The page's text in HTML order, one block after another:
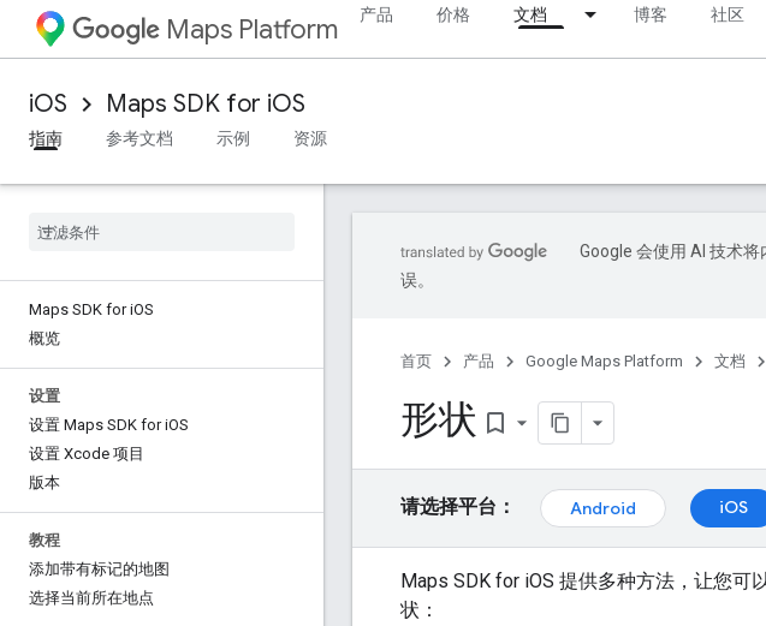
Maps Platform 产品 价格 文档 博客 社区
iOS Maps SDK for iOS
指南
参考文档 示例 资源
Maps SDK for iOS
概览
设置
设置 Maps SDK for iOS
设置 Xcode 项目
版本
教程
添加带有标记的地图
选择当前所在地点
Google 会使用 AI 技术
误。
首页 产品 Google Maps Platform 文档
形状 bookmark_border
请选择平台： Android iOS
Maps SDK for iOS 提供多种方法，让您可
状：